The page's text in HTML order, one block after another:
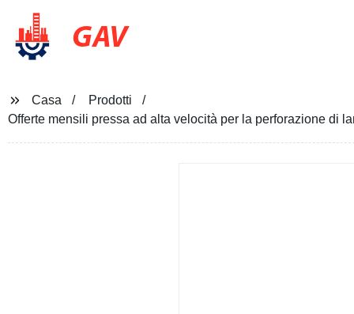
GAV
Casa
Prodotti
Offerte mensili pressa ad alta velocità per la perforazione di